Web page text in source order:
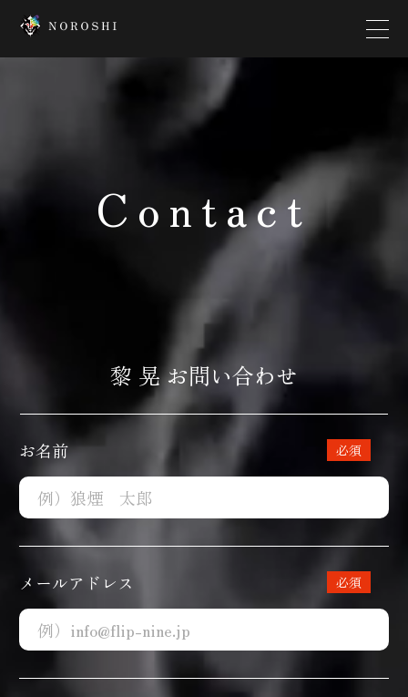
Creator
Interview
Company
Platform
Contact
黎 晃 お問い合わせ
お名前
メールアドレス